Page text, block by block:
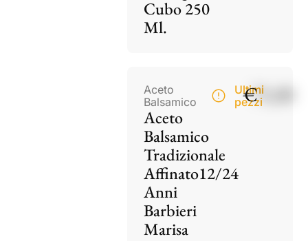
Cubo 250
Ml.
Aceto
Balsamico
Aceto
Balsamico
Tradizionale
Affinato12/24
Anni
Barbieri
Marisa
Ultimi
pezzi
€75,00